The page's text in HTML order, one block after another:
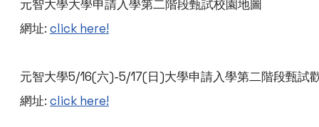
元智大學大學申請入學第二階段甄試校園地圖
網址: click here!
元智大學5/16(六)-5/17(日)大學申請入學第二階段甄試
網址: click here!